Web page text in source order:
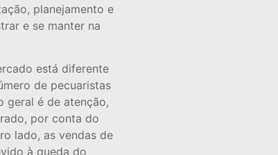
planejamento e
e se manter na
está diferente
de pecuaristas
geral é de atenção,
por conta do
lado, as vendas de
à queda do